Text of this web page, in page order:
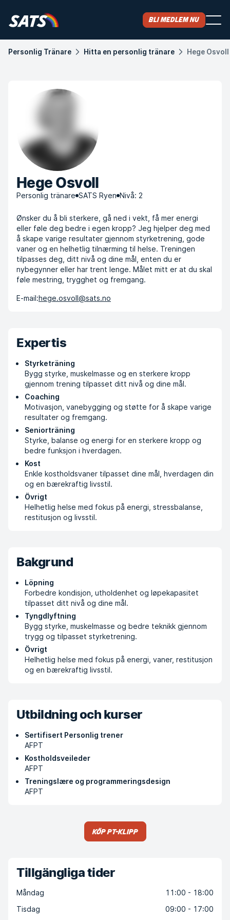
Bli medlem nu
Personlig Tränare Hitta en personlig tränare Hege Osvoll
Hege Osvoll
Personlig tränare SATS Ryen Nivå: 2
Ønsker du å bli sterkere, gå ned i vekt, få mer energi
eller føle deg bedre i egen kropp? Jeg hjelper deg med
å skape varige resultater gjennom styrketrening, gode
vaner og en helhetlig tilnærming til helse. Treningen
tilpasses deg, ditt nivå og dine mål, enten du er
nybegynner eller har trent lenge. Målet mitt er at du skal
føle mestring, trygghet og fremgang.
E-mail:hege.osvoll@sats.no
Expertis
Styrketräning
Bygg styrke, muskelmasse og en sterkere kropp
gjennom trening tilpasset ditt nivå og dine mål.
Coaching
Motivasjon, vanebygging og støtte for å skape varige
resultater og fremgang.
Seniorträning
Styrke, balanse og energi for en sterkere kropp og
bedre funksjon i hverdagen.
Kost
Enkle kostholdsvaner tilpasset dine mål, hverdagen din
og en bærekraftig livsstil.
Övrigt
Helhetlig helse med fokus på energi, stressbalanse,
restitusjon og livsstil.
Bakgrund
Löpning
Forbedre kondisjon, utholdenhet og løpekapasitet
tilpasset ditt nivå og dine mål.
Tyngdlyftning
Bygg styrke, muskelmasse og bedre teknikk gjennom
trygg og tilpasset styrketrening.
Övrigt
Helhetlig helse med fokus på energi, vaner, restitusjon
og en bærekraftig livsstil.
Utbildning och kurser
Sertifisert Personlig trener
AFPT
Kostholdsveileder
AFPT
Treningslære og programmeringsdesign
AFPT
Köp PT-klipp
Tillgängliga tider
Måndag
11:00 - 18:00
Tisdag
09:00 - 17:00